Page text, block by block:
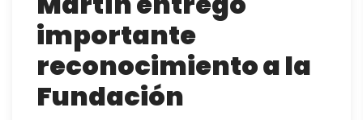
importante
reconocimiento a la
Fundación